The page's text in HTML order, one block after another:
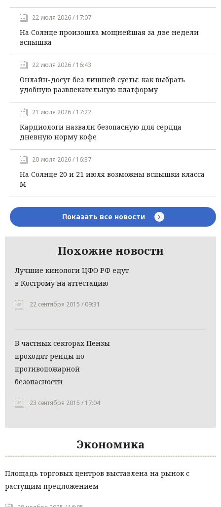
22 июля 2026 / 17:07
На Солнце произошла мощнейшая за две недели
вспышка
22 июля 2026 / 16:43
Онлайн-досуг без лишней суеты: как выбрать
удобную развлекательную платформу
21 июля 2026 / 17:22
Кардиологи назвали безопасную для сердца
дневную норму кофе
20 июля 2026 / 16:37
На Солнце 20 и 21 июля возможны вспышки класса
М
Показать все новости
Похожие новости
Лучшие кинологи ЦФО РФ едут
в Кострому на аттестацию
22 сентября 2015 / 09:31
В частных секторах Пензы
проходят рейды по
противопожарной
безопасности
23 сентября 2015 / 17:04
Экономика
Площадь торговых центров выставлена на рынок с
растущим предложением